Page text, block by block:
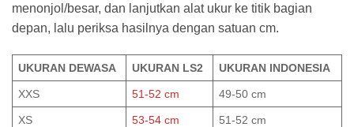
menonjol/besar, dan lanjutkan alat ukur ke titik bagian
depan, lalu periksa hasilnya dengan satuan cm.
UKURAN DEWASA UKURAN LS2 UKURAN INDONESIA
XXS 51-52 cm 49-50 cm
XS 53-54 cm 51-52 cm